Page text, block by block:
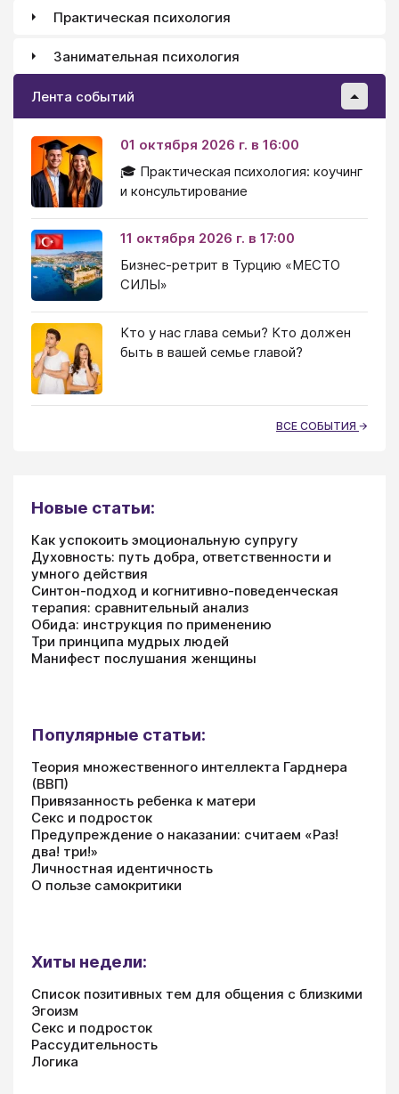
Практическая психология
Занимательная психология
Лента событий
01 октября 2026 г. в 16:00
🎓 Практическая психология: коучинг
и консультирование
11 октября 2026 г. в 17:00
Бизнес-ретрит в Турцию «МЕСТО
СИЛЫ»
Кто у нас глава семьи? Кто должен
быть в вашей семье главой?
ВСЕ СОБЫТИЯ
Новые статьи:
Как успокоить эмоциональную супругу
Духовность: путь добра, ответственности и
умного действия
Синтон-подход и когнитивно-поведенческая
терапия: сравнительный анализ
Обида: инструкция по применению
Три принципа мудрых людей
Манифест послушания женщины
Популярные статьи:
Теория множественного интеллекта Гарднера
(ВВП)
Привязанность ребенка к матери
Секс и подросток
Предупреждение о наказании: считаем «Раз!
два! три!»
Личностная идентичность
О пользе самокритики
Хиты недели:
Список позитивных тем для общения с близкими
Эгоизм
Секс и подросток
Рассудительность
Логика